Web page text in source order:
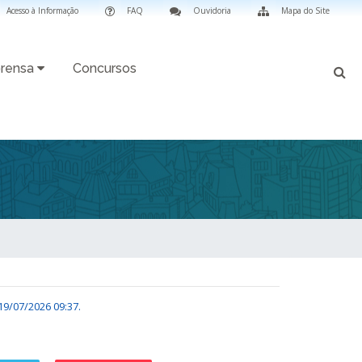
Mapa do Site
Ouvidoria
FAQ
Acesso à Informação
Concursos
07/2026 09:37.